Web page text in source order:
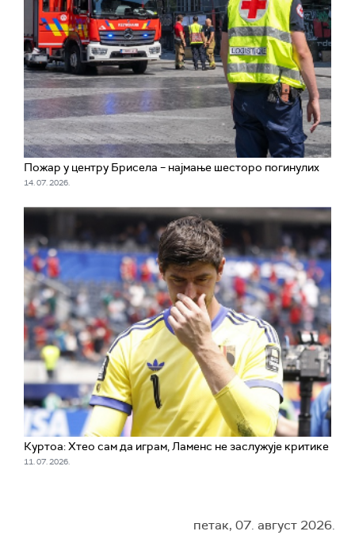
Пожар у центру Брисела – најмање шесторо погинулих
14. 07. 2026.
Куртоа: Хтео сам да играм, Ламенс не заслужује критике
11. 07. 2026.
петак, 07. август 2026.